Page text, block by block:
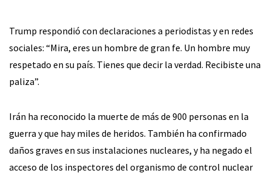
Trump respondió con declaraciones a periodistas y en redes
sociales: “Mira, eres un hombre de gran fe. Un hombre muy
respetado en su país. Tienes que decir la verdad. Recibiste una
paliza”.
Irán ha reconocido la muerte de más de 900 personas en la
guerra y que hay miles de heridos. También ha confirmado
daños graves en sus instalaciones nucleares, y ha negado el
acceso de los inspectores del organismo de control nuclear